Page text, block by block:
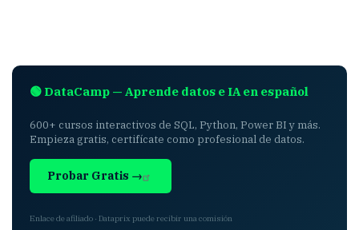
🟢 DataCamp — Aprende datos e IA en español
600+ cursos interactivos de SQL, Python, Power BI y más.
Empieza gratis, certifícate como profesional de datos.
Probar Gratis →
Enlace de afiliado · Dataprix puede recibir una comisión